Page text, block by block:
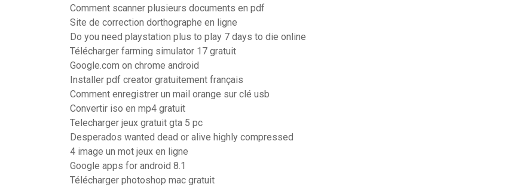
Comment scanner plusieurs documents en pdf
Site de correction dorthographe en ligne
Do you need playstation plus to play 7 days to die online
Télécharger farming simulator 17 gratuit
Google.com on chrome android
Installer pdf creator gratuitement français
Comment enregistrer un mail orange sur clé usb
Convertir iso en mp4 gratuit
Telecharger jeux gratuit gta 5 pc
Desperados wanted dead or alive highly compressed
4 image un mot jeux en ligne
Google apps for android 8.1
Télécharger photoshop mac gratuit